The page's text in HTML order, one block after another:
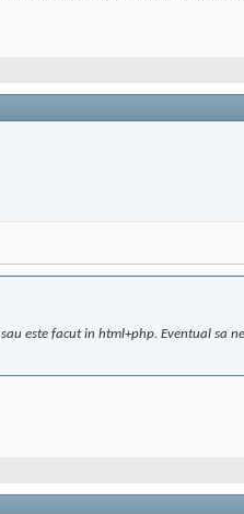
este facut in html+php. Eventual sa